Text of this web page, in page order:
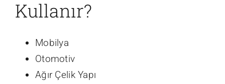
Kullanır?
Mobilya
Otomotiv
Ağır Çelik Yapı